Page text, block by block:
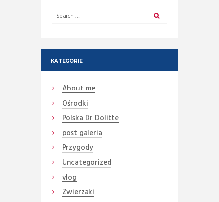
KATEGORIE
About me
Ośrodki
Polska Dr Dolitte
post galeria
Przygody
Uncategorized
vlog
Zwierzaki